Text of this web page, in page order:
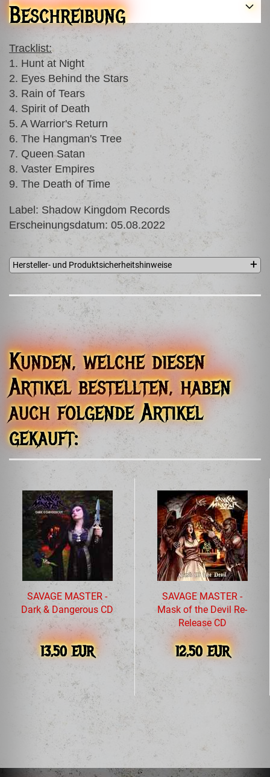
Beschreibung
Tracklist:
1. Hunt at Night
2. Eyes Behind the Stars
3. Rain of Tears
4. Spirit of Death
5. A Warrior's Return
6. The Hangman's Tree
7. Queen Satan
8. Vaster Empires
9. The Death of Time
Label: Shadow Kingdom Records
Erscheinungsdatum: 05.08.2022
Hersteller- und Produktsicherheitshinweise
Shadow Kingdom Records
708 Marks Road Suite 101
44280 Valley City, Ohio
United States
shadowkingdomrecords@gmail.com
EU Verantwortliche Person
Damage Done s.r.o.
Nádražní 3/349
150 00, Praha
Czech Republic
info@xvinylx.com
Kunden, welche diesen
Artikel bestellten, haben
auch folgende Artikel
gekauft:
SAVAGE MASTER -
Dark & Dangerous CD
13,50 EUR
SAVAGE MASTER -
Mask of the Devil Re-
Release CD
12,50 EUR